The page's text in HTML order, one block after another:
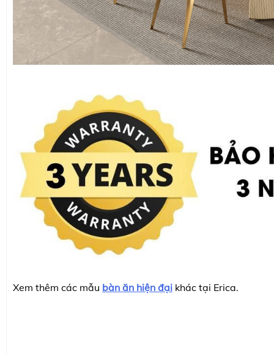
Xem thêm các mẫu bàn ăn hiện đại khác tại Erica.